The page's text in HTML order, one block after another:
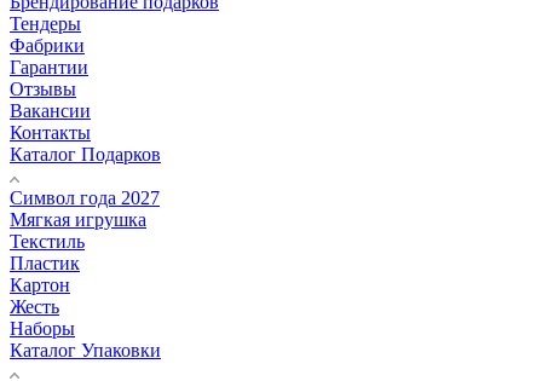
Тендеры
Фабрики
Гарантии
Отзывы
Вакансии
Контакты
Каталог Подарков
Символ года 2027
Мягкая игрушка
Текстиль
Пластик
Картон
Жесть
Наборы
Каталог Упаковки